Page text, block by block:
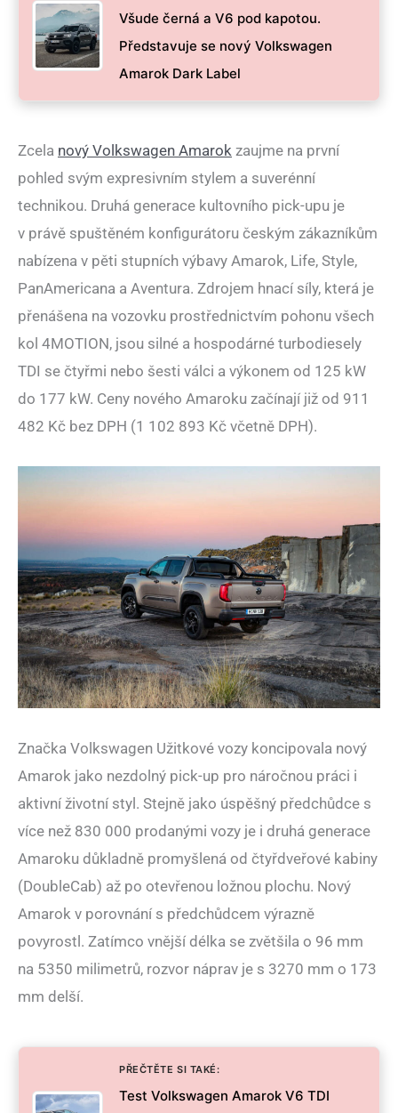
Všude černá a V6 pod kapotou.
Představuje se nový Volkswagen
Amarok Dark Label
Zcela nový Volkswagen Amarok zaujme na první
pohled svým expresivním stylem a suverénní
technikou. Druhá generace kultovního pick-upu je
v právě spuštěném konfigurátoru českým zákazníkům
nabízena v pěti stupních výbavy Amarok, Life, Style,
PanAmericana a Aventura. Zdrojem hnací síly, která je
přenášena na vozovku prostřednictvím pohonu všech
kol 4MOTION, jsou silné a hospodárné turbodiesely
TDI se čtyřmi nebo šesti válci a výkonem od 125 kW
do 177 kW. Ceny nového Amaroku začínají již od 911
482 Kč bez DPH (1 102 893 Kč včetně DPH).
Značka Volkswagen Užitkové vozy koncipovala nový
Amarok jako nezdolný pick-up pro náročnou práci i
aktivní životní styl. Stejně jako úspěšný předchůdce s
více než 830 000 prodanými vozy je i druhá generace
Amaroku důkladně promyšlená od čtyřdveřové kabiny
(DoubleCab) až po otevřenou ložnou plochu. Nový
Amarok v porovnání s předchůdcem výrazně
povyrostl. Zatímco vnější délka se zvětšila o 96 mm
na 5350 milimetrů, rozvor náprav je s 3270 mm o 173
mm delší.
PŘEČTĚTE SI TAKÉ:
Test Volkswagen Amarok V6 TDI